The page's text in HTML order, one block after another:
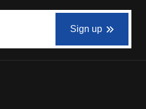
Sign up